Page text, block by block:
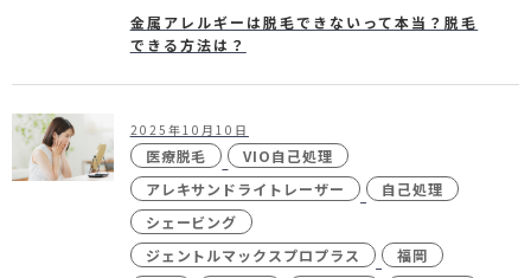
金属アレルギーは脱毛できないって本当？脱毛
できる方法は？
2025年10月10日
医療脱毛
VIO自己処理
アレキサンドライトレーザー
自己処理
シェービング
ジェントルマックスプロプラス
福岡